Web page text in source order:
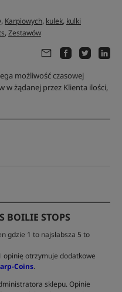
, Karpiowych, kulek, kulki
,Zestawów
możliwość czasowej
żądanej przez Klienta ilości,
BOILIE STOPS
gdzie 1 to najsłabsza 5 to
opinię otrzymuje dodatkowe
Coins.
sklepu. Opinie